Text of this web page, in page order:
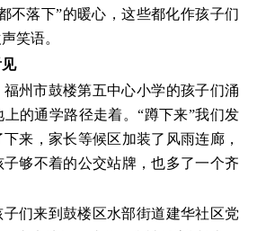
不落下”的暖心，这些都化作孩子们
笑语。
州市鼓楼第五中心小学的孩子们涌
的通学路径走着。“蹲下来”我们发
来，家长等候区加装了风雨连廊，
够不着的公交站牌，也多了一个齐
们来到鼓楼区水部街道建华社区党